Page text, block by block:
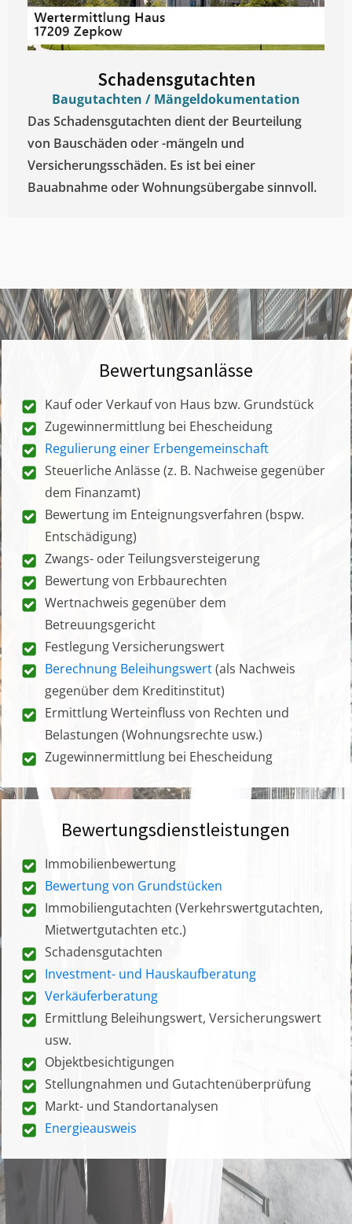
Schadensgutachten
Baugutachten / Mängeldokumentation
Das Schadensgutachten dient der Beurteilung
von Bauschäden oder -mängeln und
Versicherungsschäden. Es ist bei einer
Bauabnahme oder Wohnungsübergabe sinnvoll.
Bewertungsanlässe
Kauf oder Verkauf von Haus bzw. Grundstück
Zugewinnermittlung bei Ehescheidung
Regulierung einer Erbengemeinschaft
Steuerliche Anlässe (z. B. Nachweise gegenüber
dem Finanzamt)
Bewertung im Enteignungsverfahren (bspw.
Entschädigung)
Zwangs- oder Teilungsversteigerung
Bewertung von Erbbaurechten
Wertnachweis gegenüber dem
Betreuungsgericht
Festlegung Versicherungswert
Berechnung Beleihungswert(als Nachweis
gegenüber dem Kreditinstitut)
Ermittlung Werteinfluss von Rechten und
Belastungen (Wohnungsrechte usw.)
Zugewinnermittlung bei Ehescheidung
Bewertungsdienstleistungen
Immobilienbewertung
Bewertung von Grundstücken
Immobiliengutachten (Verkehrswertgutachten,
Mietwertgutachten etc.)
Schadensgutachten
Investment- und Hauskaufberatung
Verkäuferberatung
Ermittlung Beleihungswert, Versicherungswert
usw.
Objektbesichtigungen
Stellungnahmen und Gutachtenüberprüfung
Markt- und Standortanalysen
Energieausweis